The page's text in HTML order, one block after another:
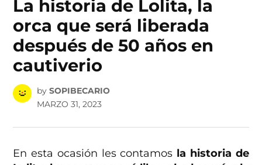
La historia de Lolita, la
orca que será liberada
después de 50 años en
cautiverio
by SOPIBECARIO
MARZO 31, 2023
En esta ocasión les contamos la historia de